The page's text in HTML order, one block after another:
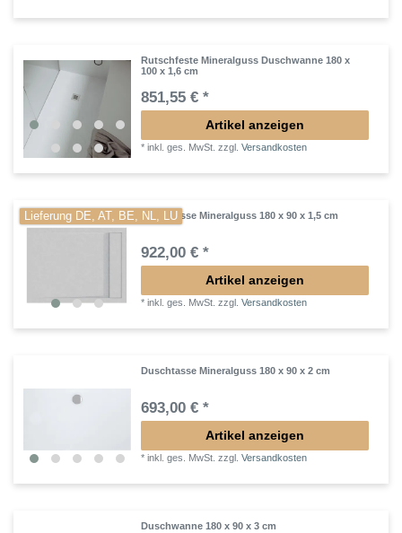
Rutschfeste Mineralguss Duschwanne 180 x
100 x 1,6 cm
851,55 € *
Artikel anzeigen
*inkl. ges. MwSt. zzgl.Versandkosten
Lieferung DE, AT, BE, NL, LUDuschtasse Mineralguss 180 x 90 x 1,5 cm
922,00 € *
Artikel anzeigen
*inkl. ges. MwSt. zzgl.Versandkosten
Duschtasse Mineralguss 180 x 90 x 2 cm
693,00 € *
Artikel anzeigen
*inkl. ges. MwSt. zzgl.Versandkosten
Duschwanne 180 x 90 x 3 cm